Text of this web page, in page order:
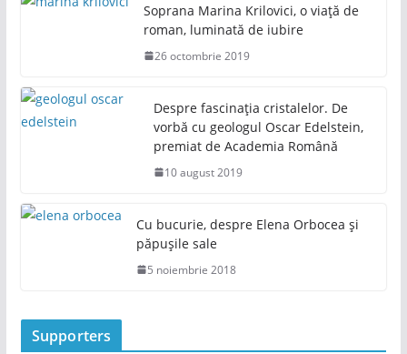
Soprana Marina Krilovici, o viață de
roman, luminată de iubire
26 octombrie 2019
Despre fascinația cristalelor. De
vorbă cu geologul Oscar Edelstein,
premiat de Academia Română
10 august 2019
Cu bucurie, despre Elena Orbocea și
păpușile sale
5 noiembrie 2018
Supporters